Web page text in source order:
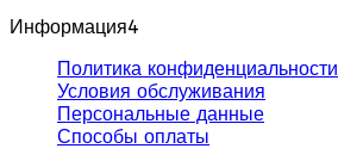
Информация4
Политика конфиденциальности
Условия обслуживания
Персональные данные
Способы оплаты